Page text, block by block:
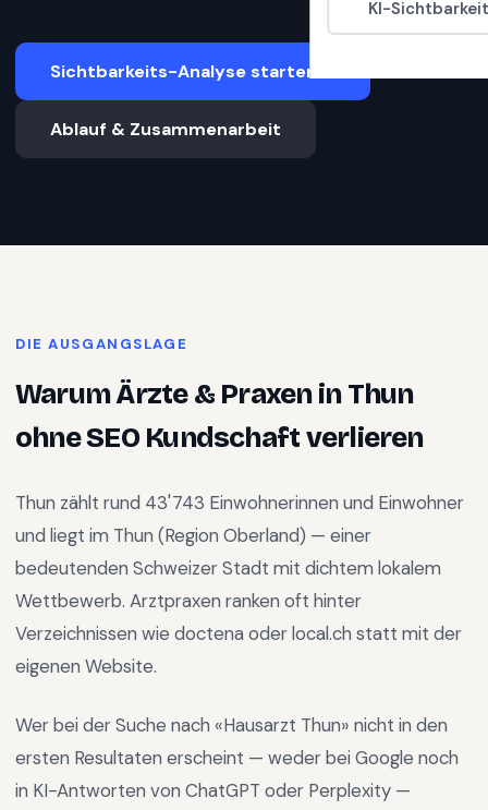
KI-
Sichtbarkeits-Analyse starten
Ablauf & Zusammenarbeit
DIE AUSGANGSLAGE
WarumÄrzte & PraxeninThun
ohne SEO Kundschaft verlieren
Thun zählt rund 43'743 Einwohnerinnen und Einwohner
und liegt im Thun (Region Oberland) — einer
bedeutenden Schweizer Stadt mit dichtem lokalem
Wettbewerb. Arztpraxen ranken oft hinter
Verzeichnissen wie doctena oder local.ch statt mit der
eigenen Website.
Wer bei der Suche nach «Hausarzt Thun» nicht in den
ersten Resultaten erscheint — weder bei Google noch
in KI-Antworten von ChatGPT oder Perplexity —